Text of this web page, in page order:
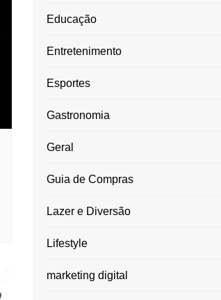
Educação
Entretenimento
Esportes
Gastronomia
Geral
Guia de Compras
Lazer e Diversão
Lifestyle
marketing digital